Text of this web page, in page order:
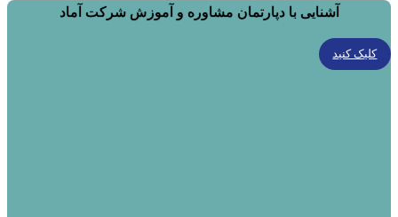
آشنایی با دپارتمان مشاوره و آموزش شرکت آماد
کلیک کنید